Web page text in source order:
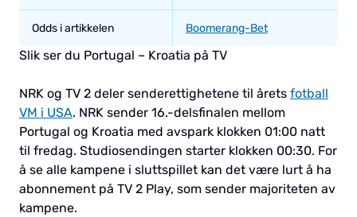
Odds i artikkelen Boomerang-Bet
Slik ser du Portugal – Kroatia på TV
NRK og TV 2 deler senderettighetene til årets fotball
VM i USA. NRK sender 16.-delsfinalen mellom
Portugal og Kroatia med avspark klokken 01:00 natt
til fredag. Studiosendingen starter klokken 00:30. For
å se alle kampene i sluttspillet kan det være lurt å ha
abonnement på TV 2 Play, som sender majoriteten av
kampene.